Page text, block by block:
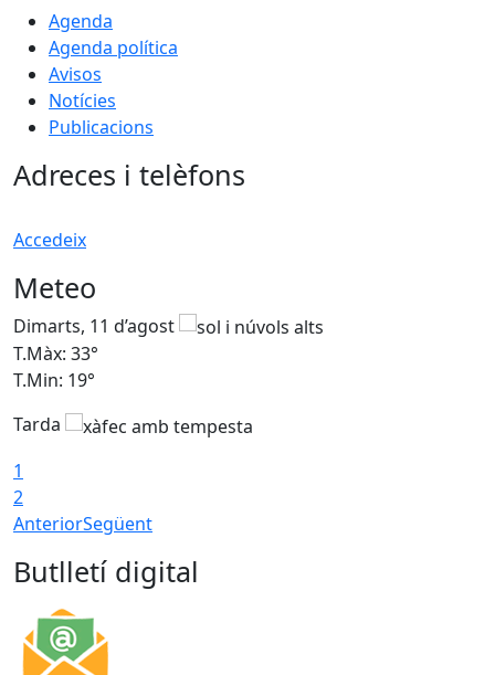
Agenda
Agenda política
Avisos
Notícies
Publicacions
Adreces i telèfons
Accedeix
Meteo
Dimarts, 11 d’agost
T.Màx: 33°
T.Min: 19°
Tarda
1
2
AnteriorSegüent
Butlletí digital